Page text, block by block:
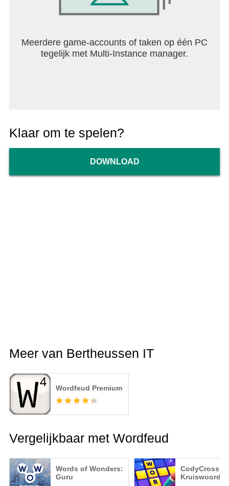
Meerdere game-accounts of taken op één PC
tegelijk met Multi-Instance manager.
Klaar om te spelen?
DOWNLOAD
Meer van Bertheussen IT
Wordfeud Premium
Vergelijkbaar met Wordfeud
Words of Wonders:
Guru
CodyCross: